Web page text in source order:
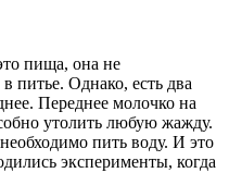
пища, она не
питье. Однако, есть два
Переднее молочко на
утолить любую жажду.
пить воду. И это
эксперименты, когда